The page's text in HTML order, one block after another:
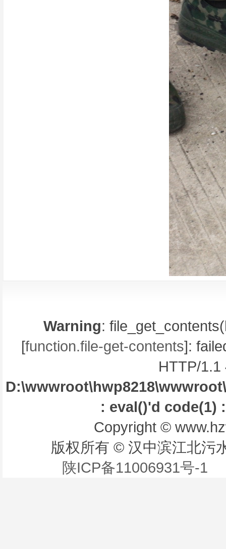
Warning:
[function.file-get-contents]:
HTTP/1.1
: eval()'d code(1)
Copyright ©
版权所有 © 汉中滨江北污
陕ICP备11006931号-1